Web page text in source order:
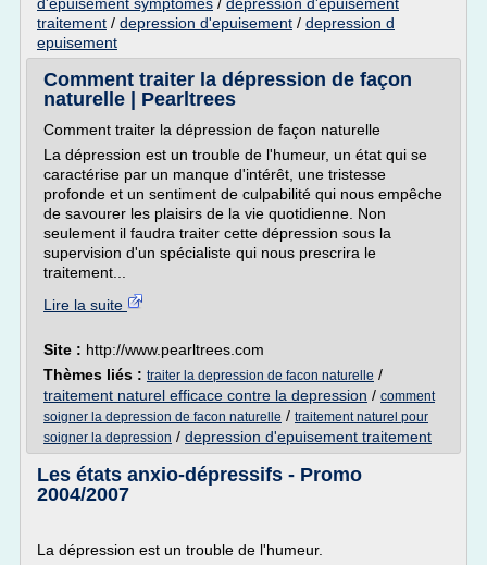
traitement / depression d'epuisement / depression d
epuisement
Comment traiter la dépression de façon
naturelle | Pearltrees
Comment traiter la dépression de façon naturelle
La dépression est un trouble de l'humeur, un état qui se
caractérise par un manque d'intérêt, une tristesse
profonde et un sentiment de culpabilité qui nous empêche
de savourer les plaisirs de la vie quotidienne. Non
seulement il faudra traiter cette dépression sous la
supervision d'un spécialiste qui nous prescrira le
traitement...
Lire la suite
Site : http://www.pearltrees.com
Thèmes liés : traiter la depression de facon naturelle /
traitement naturel efficace contre la depression / comment
soigner la depression de facon naturelle / traitement naturel pour
soigner la depression / depression d'epuisement traitement
Les états anxio-dépressifs - Promo
2004/2007
La dépression est un trouble de l'humeur.